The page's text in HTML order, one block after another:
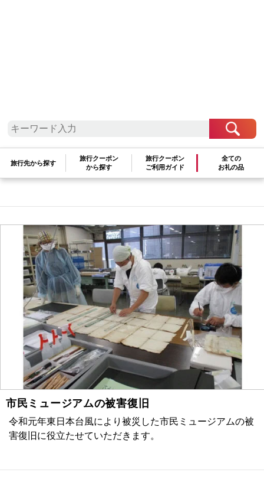
旅行先から探す
旅行クーポン
から探す
旅行クーポン
ご利用ガイド
全ての
お礼の品
市長おまかせ
市政全般に対する寄附とさせていただきます。
市民ミュージアムの被害復旧
令和元年東日本台風により被災した市民ミュージアムの被
害復旧に役立たせていただきます。